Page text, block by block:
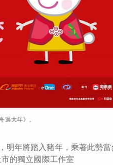
過大年》。
明年將踏入豬年，乘著此勢當
的獨立國際工作室